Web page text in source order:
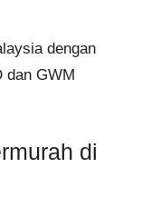
dengan
dan GWM
di